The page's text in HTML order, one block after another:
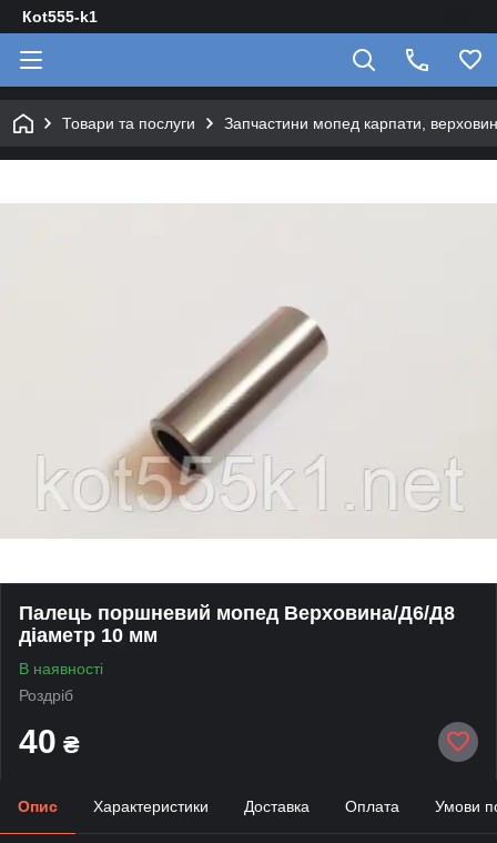
Кot555-k1
Товари та послуги Запчастини мопед карпати,
Палець поршневий мопед Верховина/Д6/Д8
діаметр 10 мм
В наявності
Роздріб
40 ₴
Опис Характеристики Доставка Оплата Умови